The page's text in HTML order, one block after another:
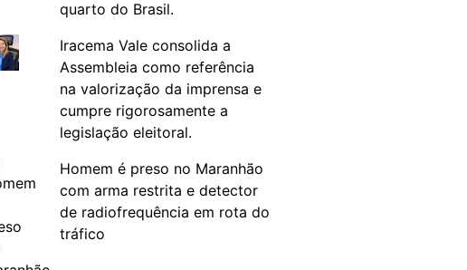
quarto do Brasil.
Iracema Vale consolida a
Assembleia como referência
na valorização da imprensa e
cumpre rigorosamente a
legislação eleitoral.
Homem é preso no Maranhão
com arma restrita e detector
de radiofrequência em rota do
tráfico